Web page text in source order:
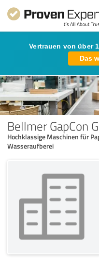
Vertrauen von über
Das
Bellmer GapCon
Hochklassige Maschinen für
Wasseraufberei